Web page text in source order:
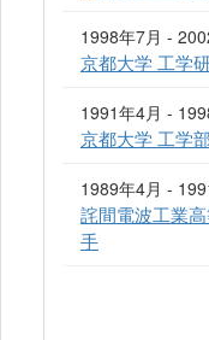
1998年7月 -
京都大学 工学
1991年4月 -
京都大学 工学
1989年4月 -
詫間電波工業
手